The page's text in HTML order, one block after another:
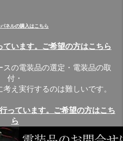
ネルの購入はこちら
います。ご希望の方はこちら
スの電装品の選定・電装品の取
付・
え実行するのは難しいです。
っています。ご希望の方はこち
ら